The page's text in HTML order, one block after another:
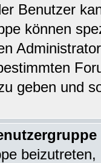
Benutzer
können
geben und